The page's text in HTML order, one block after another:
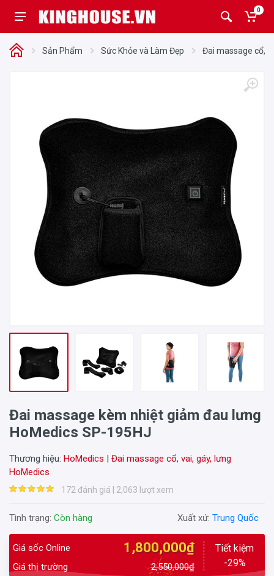
0
Sản Phẩm Sức Khỏe và Làm Đẹp Đai massage cổ,
Đai massage kèm nhiệt giảm đau lưng
HoMedics SP-195HJ
Thương hiệu: HoMedics | Đai massage cổ, vai, gáy, lưng
HoMedics
172 đánh giá | 2,063 lượt xem
Tình trạng: Còn hàng Xuất xứ: Trung Quốc
Giá sốc Online 1,800,000₫
Giá thị trường 2,550,000₫
Tiết kiệm
-29%